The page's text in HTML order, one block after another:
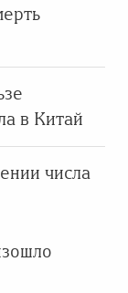
в Китай
числа